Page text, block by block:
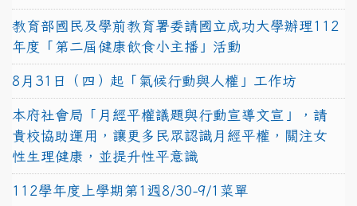
教育部國民及學前教育署委請國立成功大學辦理112
年度「第二屆健康飲食小主播」活動
8月31日（四）起「氣候行動與人權」工作坊
本府社會局「月經平權議題與行動宣導文宣」，請
貴校協助運用，讓更多民眾認識月經平權，關注女
性生理健康，並提升性平意識
112學年度上學期第1週8/30-9/1菜單